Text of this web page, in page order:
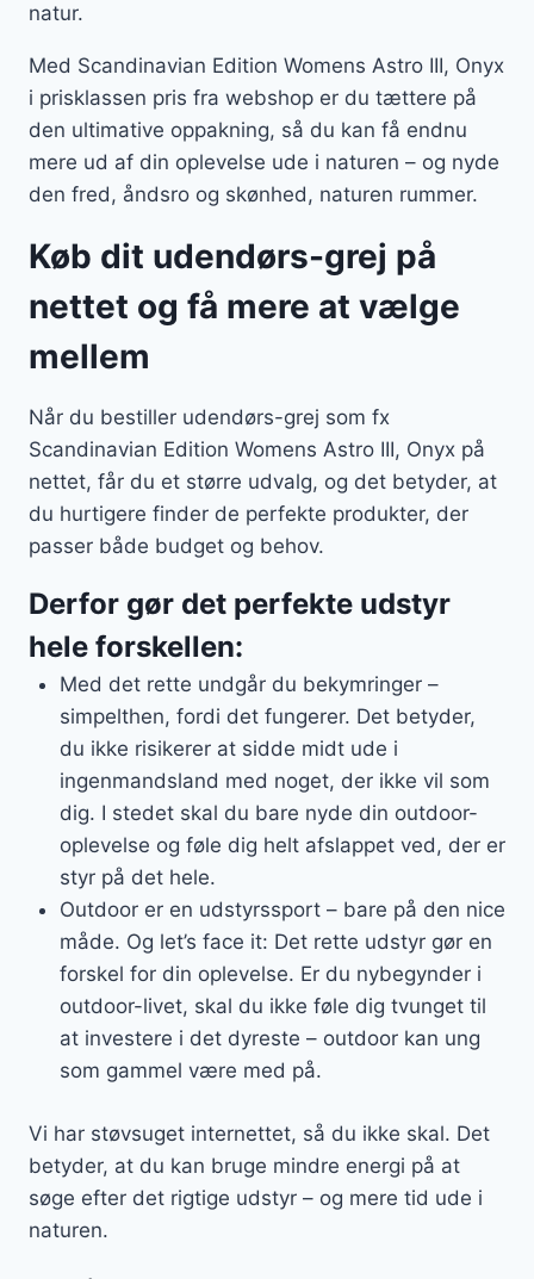
natur.
Med Scandinavian Edition Womens Astro III, Onyx
i prisklassen pris fra webshop er du tættere på
den ultimative oppakning, så du kan få endnu
mere ud af din oplevelse ude i naturen – og nyde
den fred, åndsro og skønhed, naturen rummer.
Køb dit udendørs-grej på
nettet og få mere at vælge
mellem
Når du bestiller udendørs-grej som fx
Scandinavian Edition Womens Astro III, Onyx på
nettet, får du et større udvalg, og det betyder, at
du hurtigere finder de perfekte produkter, der
passer både budget og behov.
Derfor gør det perfekte udstyr
hele forskellen:
Med det rette undgår du bekymringer –
simpelthen, fordi det fungerer. Det betyder,
du ikke risikerer at sidde midt ude i
ingenmandsland med noget, der ikke vil som
dig. I stedet skal du bare nyde din outdoor-
oplevelse og føle dig helt afslappet ved, der er
styr på det hele.
Outdoor er en udstyrssport – bare på den nice
måde. Og let’s face it: Det rette udstyr gør en
forskel for din oplevelse. Er du nybegynder i
outdoor-livet, skal du ikke føle dig tvunget til
at investere i det dyreste – outdoor kan ung
som gammel være med på.
Vi har støvsuget internettet, så du ikke skal. Det
betyder, at du kan bruge mindre energi på at
søge efter det rigtige udstyr – og mere tid ude i
naturen.